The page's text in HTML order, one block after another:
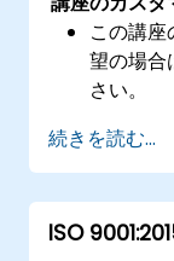
この講
望の場合
さい。
続きを読む...
ISO